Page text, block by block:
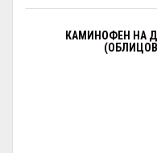
КАМИНОФЕН НА